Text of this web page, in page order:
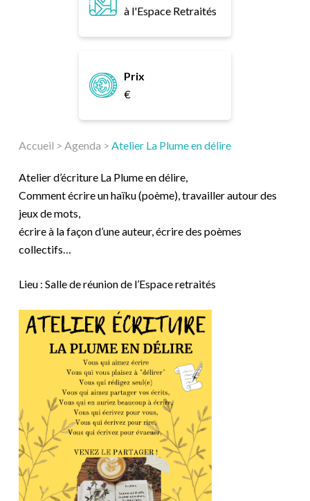
à l'Espace Retraités
Prix
€
Accueil > Agenda > Atelier La Plume en délire
Atelier d’écriture La Plume en délire,
Comment écrire un haïku (poème), travailler autour des
jeux de mots,
écrire à la façon d’une auteur, écrire des poèmes
collectifs…
Lieu : Salle de réunion de l’Espace retraités